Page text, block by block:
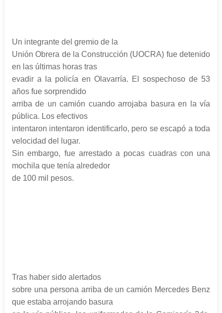
Un integrante del gremio de la
Unión Obrera de la Construcción (UOCRA) fue detenido
en las últimas horas tras
evadir a la policía en Olavarría. El sospechoso de 53
años fue sorprendido
arriba de un camión cuando arrojaba basura en la vía
pública. Los efectivos
intentaron intentaron identificarlo, pero se escapó a toda
velocidad del lugar.
Sin embargo, fue arrestado a pocas cuadras con una
mochila que tenía alrededor
de 100 mil pesos.
Tras haber sido alertados
sobre una persona arriba de un camión Mercedes Benz
que estaba arrojando basura